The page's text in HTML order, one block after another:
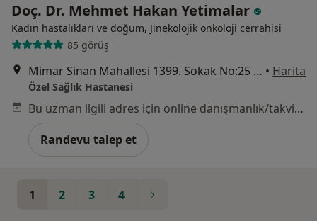
Doç. Dr. Mehmet Hakan Yetimalar
Kadın hastalıkları ve doğum, Jinekolojik onkoloji cerrahisi
85 görüş
Mimar Sinan Mahallesi 1399. Sokak No:25 Alsancak, Konak • Harita
Özel Sağlık Hastanesi
Bu uzman ilgili adres için online danışmanlık/takvim sunmuyor.
Randevu talep et
1 2 3 4